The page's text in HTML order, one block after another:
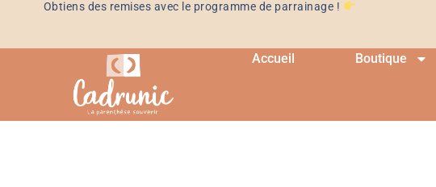
Obtiens des remises avec le programme de parrainage !
Accueil Boutique